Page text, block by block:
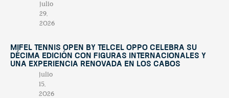
julio
29,
2026
Mifel Tennis Open by Telcel Oppo celebra su
décima edición con figuras internacionales y
una experiencia renovada en Los Cabos
julio
15,
2026